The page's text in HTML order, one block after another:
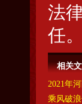
法
任。
相关
2021年
乘风破